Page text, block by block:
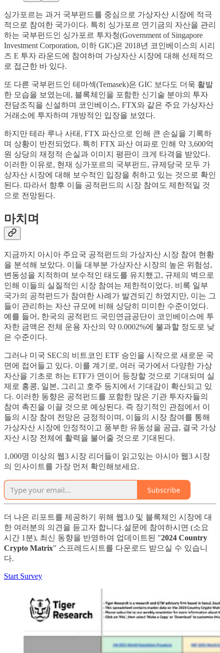
싱가포르는 과거 국부펀드를 중심으로 가상자산 시장에 적극
적으로 참여한 국가이다. 특히 싱가포르 연기금의 자산을 관리
하는 국부펀드인 싱가포르 투자청(Government of Singapore
Investment Corporation, 이하 GIC)은 2018년 코인베이스의 시리
즈 E 투자 라운드에 참여하며 가상자산 시장에 대해 선제적으
로 접근한 바 있다.
또 다른 국부펀드인 테마섹(Temasek)은 GIC 보다도 더욱 활발
한 모습을 보였는데, 블록체인을 포함한 신기술 분야의 투자
전담조직을 신설하며 코인베이스, FTX와 같은 주요 가상자산
거래소에 투자하며 개방적인 입장을 보였다.
하지만 테라 루나 사태, FTX 파산으로 인해 큰 손실을 기록하
며 상황이 반전되었다. 특히 FTX 파산 여파로 인해 약 3,600억
원 상당의 재정적 손실과 이미지 평판이 크게 타격을 받았다.
이러한 이유로, 현재 싱가포르의 국부펀드, 규제당국 모두 가
상자산 시장에 대해 보수적인 입장을 취하고 있는 것으로 확인
된다. 따라서 향후 이들 공적펀드의 시장 참여도 제한적일 것
으로 전망된다.
마치며
지금까지 아시아 주요국 공적펀드의 가상자산 시장 참여 현황
을 분석해 보았다. 이들 대부분 가상자산 시장의 높은 위험성,
변동성을 지적하며 보수적인 태도를 유지했고, 규제의 벽으로
인해 이들의 실질적인 시장 참여는 제한적이었다. 비록 일부
국가의 공적펀드가 참여한 사례가 발견되긴 하였지만, 이는 그
들이 관리하는 자산 규모에 비해 상당히 미미한 수준이었다.
예를 들어, 한국의 공적펀드 국민연금공단이 코인베이스에 투
자한 금액은 전체 운용 자산의 약 0.0002%에 불과할 정도로 낮
은 수준이다.
그러나 미국 SEC의 비트코인 ETF 승인을 시작으로 새로운 국
면에 접어들고 있다. 이를 계기로, 여러 국가에서 다양한 가상
자산을 기초로 하는 ETF가 연이어 등장할 것으로 기대되며 실
제로 홍콩, 일본, 그리고 호주 등지에서 기대감이 확산되고 있
다. 이러한 동향은 공적펀드를 포함한 많은 기관 투자자들의
참여 촉진을 이끌 것으로 예상된다. 즉 장기적인 관점에서 이
들의 시장 참여 전망은 긍정적이며, 이들의 시장 참여를 통해
가상자산 시장에 안정적이고 풍부한 유동성을 공급, 결국 가상
자산 시장 전체에 활력을 불어줄 것으로 기대된다.
1,000명 이상의 웹3 시장 리더들이 읽고있는 아시아 웹3 시장
의 인사이트를 가장 먼저 확인해보세요.
Subscribe
더 나은 리포트를 제공하기 위해 웹3.0 및 블록체인 시장에 대
한 여러분의 의견을 듣고자 합니다.설문에 참여하시면 (소요
시간 1분), 최신 동향을 반영하여 업데이트된 "2024 Country
Crypto Matrix" 스프레드시트를 다운로드 받으실 수 있습니
다.
Start Survey